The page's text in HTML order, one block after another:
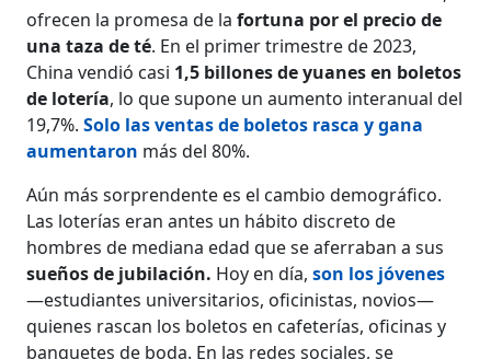
ofrecen la promesa de lafortuna por el precio de
una taza de té. En el primer trimestre de 2023,
China vendió casi 1,5 billones de yuanes en boletos
de lotería, lo que supone un aumento interanual del
19,7%.Solo las ventas de boletos rasca y gana
aumentaron más del 80%.
Aún más sorprendente es el cambio demográfico.
Las loterías eran antes un hábito discreto de
hombres de mediana edad que se aferraban a sus
sueños de jubilación. Hoy en día,son los jóvenes
—estudiantes universitarios, oficinistas, novios—
quienes rascan los boletos en cafeterías, oficinas y
banquetes de boda. En las redes sociales, se